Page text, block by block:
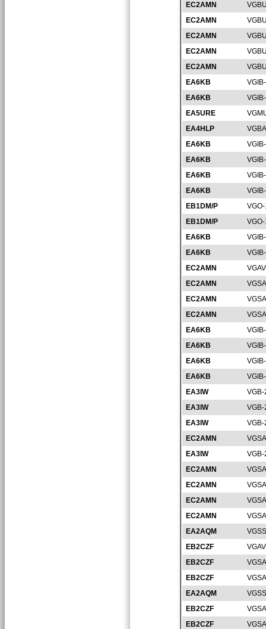
EC2AMN
EC2AMN
EC2AMN
EC2AMN
EC2AMN
EA6KB
EA6KB
EA5URE
EA4HLP
EA6KB
EA6KB
EA6KB
EA6KB
EB1DM/P
EB1DM/P
EA6KB
EA6KB
EC2AMN
EC2AMN
EC2AMN
EC2AMN
EA6KB
EA6KB
EA6KB
EA6KB
EA3IW
EA3IW
EA3IW
EC2AMN
EA3IW
EC2AMN
EC2AMN
EC2AMN
EC2AMN
EA2AQM
EB2CZF
EB2CZF
EB2CZF
EA2AQM
EB2CZF
EB2CZF